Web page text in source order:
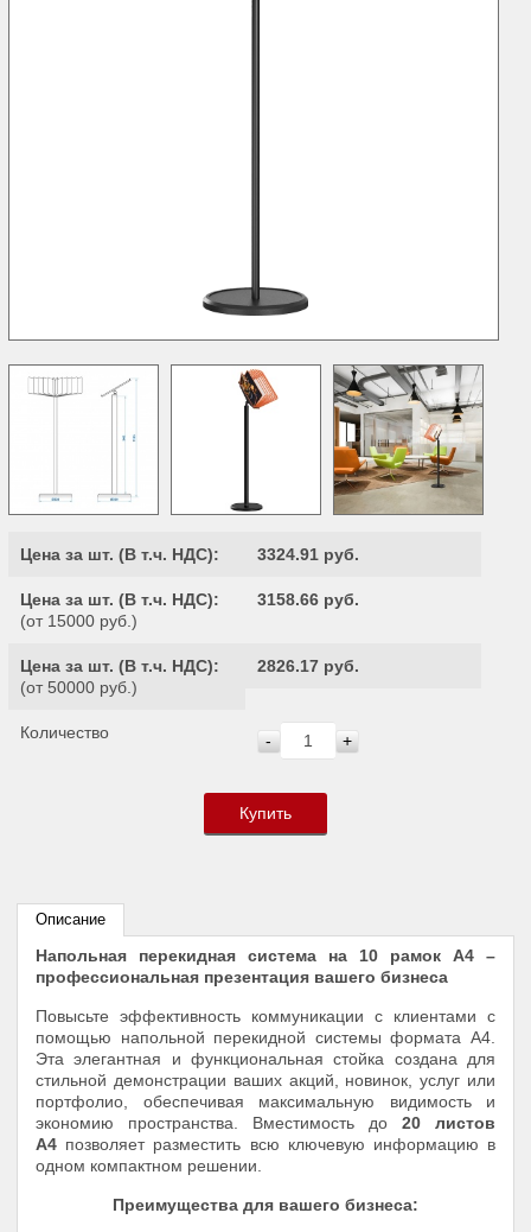
Цена за шт. (В т.ч. НДС): 3324.91 руб.
Цена за шт. (В т.ч. НДС):
(от 15000 руб.)
3158.66 руб.
Цена за шт. (В т.ч. НДС):
(от 50000 руб.)
2826.17 руб.
Количество - +
Купить
Описание
Напольная перекидная система на 10 рамок А4 –
профессиональная презентация вашего бизнеса
Повысьте эффективность коммуникации с клиентами с
помощью напольной перекидной системы формата А4.
Эта элегантная и функциональная стойка создана для
стильной демонстрации ваших акций, новинок, услуг или
портфолио, обеспечивая максимальную видимость и
экономию пространства. Вместимость до 20 листов
А4 позволяет разместить всю ключевую информацию в
одном компактном решении.
Преимущества для вашего бизнеса: